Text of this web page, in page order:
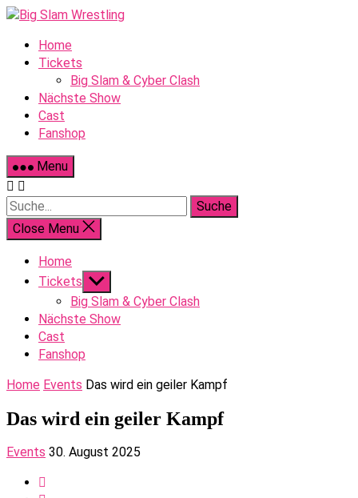
Skip
contentHome
Tickets
Big Slam & Cyber Clash
Nächste Show
Cast
Fanshop
Menu
Suche
Close Menu
Home
Tickets Show
sub
menu
Big Slam & Cyber Clash
Nächste Show
Cast
Fanshop
Home Events Das wird ein geiler Kampf
Das wird ein geiler Kampf
Events 30. August 2025